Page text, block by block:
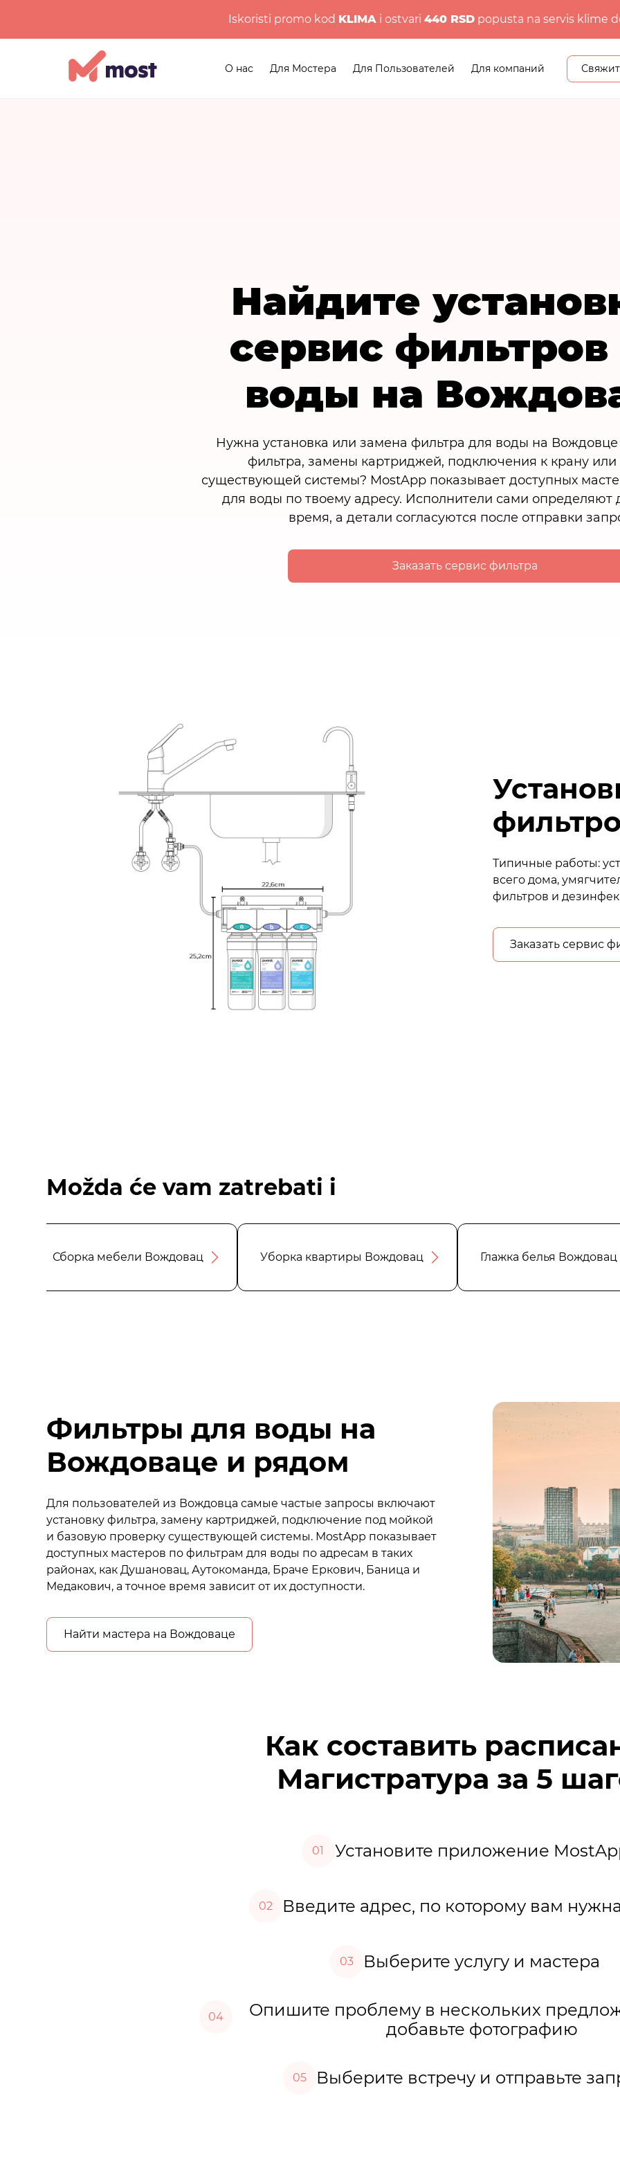
Iskoristi promo kod KLIMAi ostvari 440 RSDpopusta na servis klime
О нас Для Мостера Для Пользователей Для компаний
Найдите
сервис фильтров
воды на
Нужна установка или замена фильтра для воды на Вождовце
фильтра, замены картриджей, подключения к крану или
существующей системы? MostApp показывает доступных
для воды по твоему адресу. Исполнители сами определяют
время, а детали согласуются после отправки
Заказать сервис фильтра
Типичные работы:
всего дома,
фильтров и
Заказать сервис
Možda će vam zatrebati i
Сборка мебели Вождовац Уборка квартиры Вождовац Глажка белья Вождовац
Фильтры для воды на
Вождоваце и рядом
Для пользователей из Вождовца самые частые запросы включают
установку фильтра, замену картриджей, подключение под мойкой
и базовую проверку существующей системы. MostApp показывает
доступных мастеров по фильтрам для воды по адресам в таких
районах, как Душановац, Аутокоманда, Браче Еркович, Баница и
Медакович, а точное время зависит от их доступности.
Найти мастера на Вождоваце
Как составить
Магистратура за 5
01 Установите приложение
02 Введите адрес, по которому вам нужна
03 Выберите услугу и мастера
04
Опишите проблему в нескольких
добавьте фотографию
05 Выберите встречу и отправьте